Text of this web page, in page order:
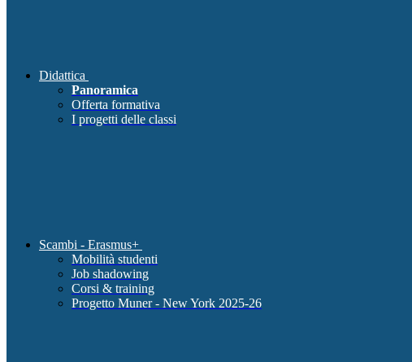
Didattica
Panoramica
Offerta formativa
I progetti delle classi
Scambi - Erasmus+
Mobilità studenti
Job shadowing
Corsi & training
Progetto Muner - New York 2025-26